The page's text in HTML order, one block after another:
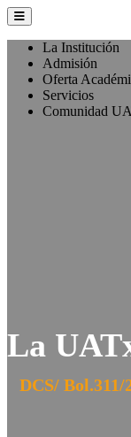
La Institución
Admisión
Oferta
Servicios
Comunidad
La
DCS/ Bol.311/